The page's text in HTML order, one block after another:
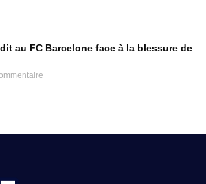
au FC Barcelone face à la blessure de